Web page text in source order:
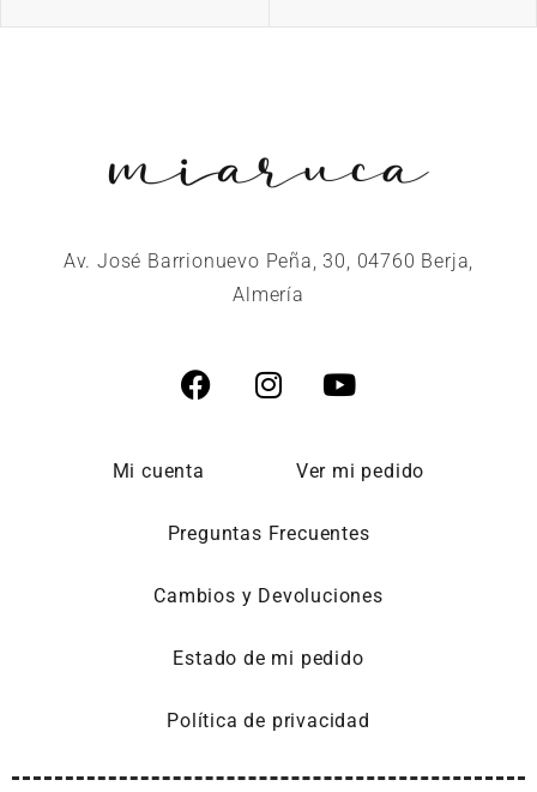
Av. José Barrionuevo Peña, 30, 04760 Berja,
Almería
Mi cuenta Ver mi pedido
Preguntas Frecuentes
Cambios y Devoluciones
Estado de mi pedido
Política de privacidad